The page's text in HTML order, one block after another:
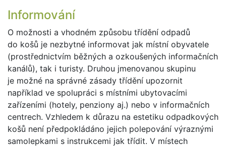
Informování
O možnosti a vhodném způsobu třídění odpadů
do košů je nezbytné informovat jak místní obyvatele
(prostřednictvím běžných a ozkoušených informačních
kanálů), tak i turisty. Druhou jmenovanou skupinu
je možné na správné zásady třídění upozornit
například ve spolupráci s místními ubytovacími
zařízeními (hotely, penziony aj.) nebo v informačních
centrech. Vzhledem k důrazu na estetiku odpadkových
košů není předpokládáno jejich polepování výraznými
samolepkami s instrukcemi jak třídit. V místech